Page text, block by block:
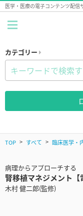
医学・医療の電子コンテンツ配信
カテゴリー
TOP すべて 臨床医学・
病理からアプローチする
腎移植マネジメント【
木村 健二郎(監修)